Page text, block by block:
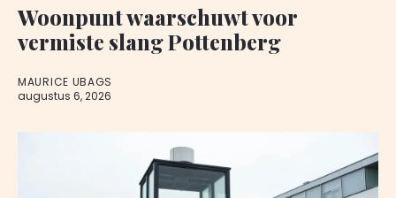
Woonpunt waarschuwt voor
vermiste slang Pottenberg
MAURICE UBAGS
augustus 6, 2026